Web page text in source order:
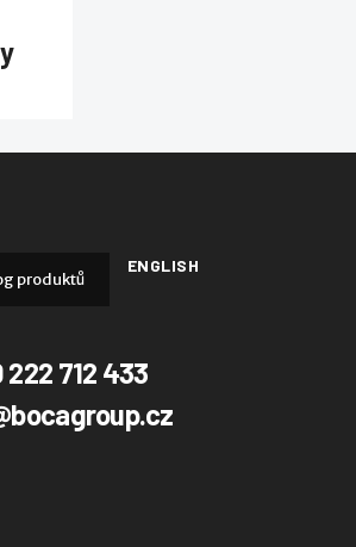
ENGLISH
produktů
222 712 433